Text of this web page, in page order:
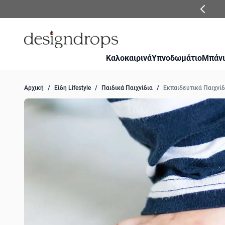
ΚαλοκαιρινάΥπνοδωμάτιο
Αρχική / Είδη Lifestyle / Παιδικά Παιχνίδια / Εκπαιδευτικά